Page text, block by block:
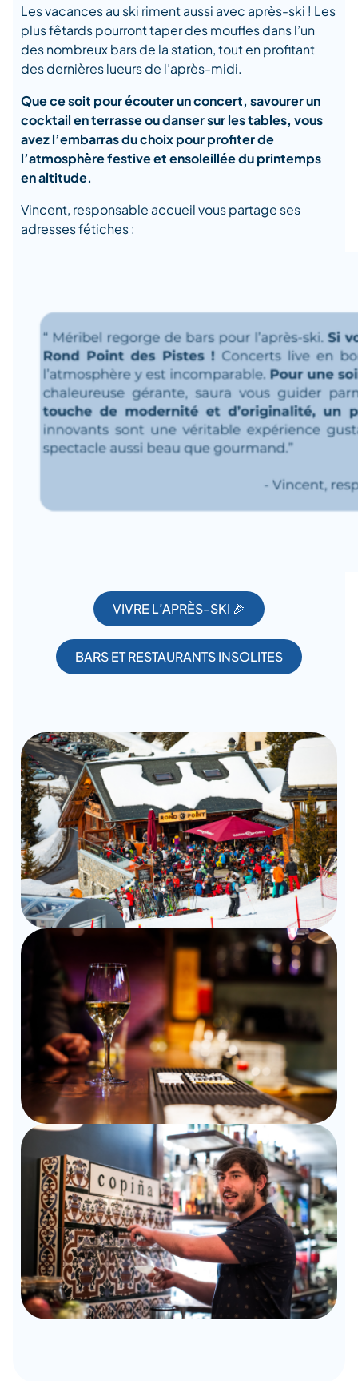
Les vacances au ski riment aussi avec après-ski ! Les
plus fêtards pourront taper des moufles dans l’un
des nombreux bars de la station, tout en profitant
des dernières lueurs de l’après-midi.
Que ce soit pour écouter un concert, savourer un
cocktail en terrasse ou danser sur les tables, vous
avez l’embarras du choix pour profiter de
l’atmosphère festive et ensoleillée du printemps
en altitude.
Vincent, responsable accueil vous partage ses
adresses fétiches :
VIVRE L’APRÈS-SKI 🎉
BARS ET RESTAURANTS INSOLITES